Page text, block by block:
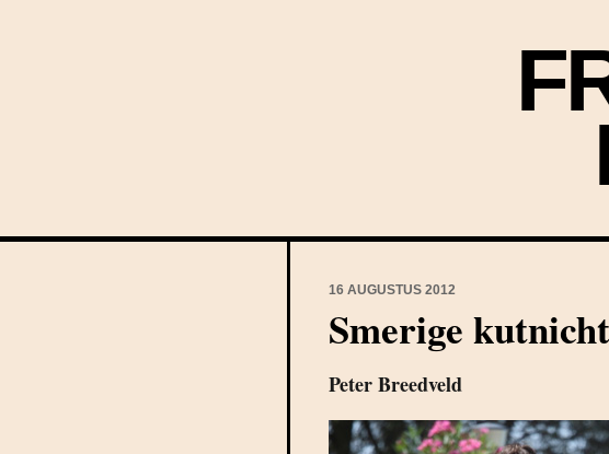
16 AUGUSTUS 2012
Smerige kutnicht
Peter Breedveld